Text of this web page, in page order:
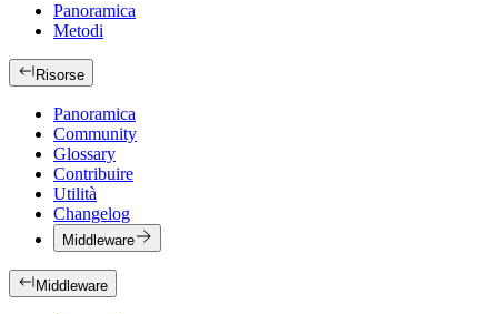
Panoramica
Metodi
Risorse
Panoramica
Community
Glossary
Contribuire
Utilità
Changelog
Middleware
Middleware